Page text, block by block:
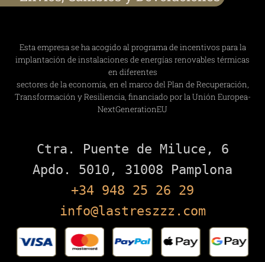
Esta empresa se ha acogido al programa de incentivos para la
implantación de instalaciones de energías renovables térmicas
en diferentes
sectores de la economía, en el marco del Plan de Recuperación,
Transformación y Resiliencia, financiado por la Unión Europea-
NextGenerationEU
Ctra. Puente de Miluce, 6
+34 948 25 26 29
info@lastreszzz.com